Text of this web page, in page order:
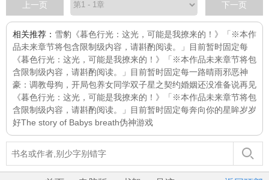
上一页 下一页
相关推荐： 雪豹 《暮色行光：这光，可能是我撩来的！》「※本作
品未来章节将包含限制级内容，请斟酌阅读。」目前暂时固定每
《暮色行光：这光，可能是我撩来的！》「※本作品未来章节将包
含限制级内容，请斟酌阅读。」目前暂时固定每一路晴雨邪恶神
豪：调教母狗，开局包养女同学双子星之契约婚姻还没准备说再见
《暮色行光：这光，可能是我撩来的！》「※本作品未来章节将包
含限制级内容，请斟酌阅读。」目前暂时固定每奔向你的星眸岁岁
好The story of Babys breath伪神游戏